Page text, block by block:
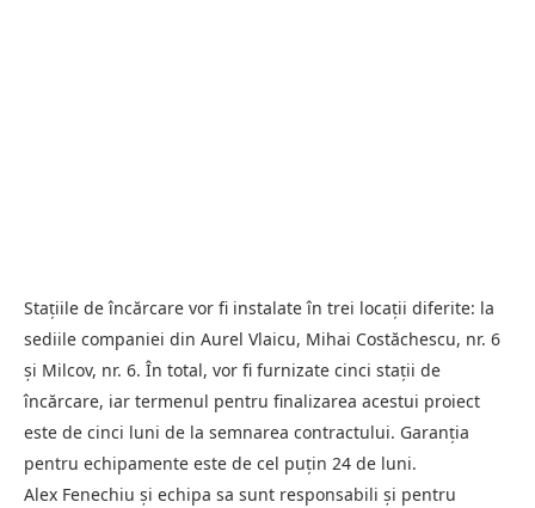
Stațiile de încărcare vor fi instalate în trei locații diferite: la
sediile companiei din Aurel Vlaicu, Mihai Costăchescu, nr. 6
și Milcov, nr. 6. În total, vor fi furnizate cinci stații de
încărcare, iar termenul pentru finalizarea acestui proiect
este de cinci luni de la semnarea contractului. Garanția
pentru echipamente este de cel puțin 24 de luni.
Alex Fenechiu și echipa sa sunt responsabili și pentru